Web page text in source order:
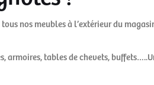
nos meubles à l’extérieur du
armoires, tables de chevets,